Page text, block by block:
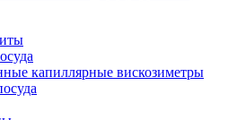
капиллярные вискозиметры